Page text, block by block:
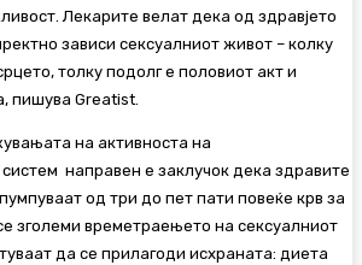
Лекарите велат дека од здравјето
зависи сексуалниот живот – колку
толку подолг е половиот акт и
пишува Greatist.
на активноста на
направен е заклучок дека здравите
од три до пет пати повеќе крв за
зголеми времетраењето на сексуалниот
да се прилагоди исхраната: диета